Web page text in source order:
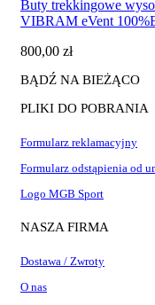
ma
wiele
Opcje
można
wybrać
na
stronie
Buty trekkingowe
VIBRAM eVent
800,00 zł
BĄDŹ NA BIEŻĄCO
PLIKI DO POBRANIA
Formularz reklamacyjny
Formularz odstąpienia od
Logo MGB Sport
NASZA FIRMA
Dostawa / Zwroty
O nas